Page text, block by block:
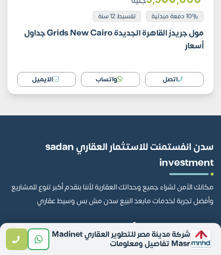
10% دفعة مبدئية تقسيط 12 سنة
مول جريدز القاهرة الجديدة Grids New Cairo جداول
أسعار
اتصل واتساب الايميل
سدن انفستمنت للاستثمار العقاري sadan
investment
مكانك الآمن لشراء جميع وحداتك العقارية لأننا بنقدم أكبر تنوع للمشاريع
وأفضل تجربة لخدمات مابعد البيع سدن مش بس وسيط عقاري
تواصل معنا
شركة مدينة مصر للتطوير العقاري Madinet
Masr تفاصيل ومعلومات